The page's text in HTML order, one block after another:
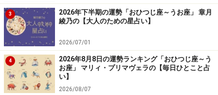
仕事は、協力がカギに。話し合う、助け合うことで、全
体を動かして。求職中の人は、サービス業に注目を。バ
イトやパート雇用からの昇格を狙って。
＞「全体運」ランキングの結果を見る
＞「恋愛＆対人運」ランキングの結果を見る
＞「学び＆成長運」ランキングの結果を見る
3
2026年下半期の運勢「おひつじ座～うお座」 章月
綾乃の【大人のための星占い】
2026/07/01
4
2026年8月8日の運勢ランキング「おひつじ座～う
お座」 マリィ・プリマヴェラの【毎日ひとこと占
い】
2026/08/07